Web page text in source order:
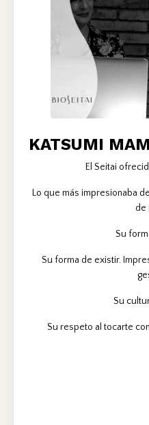
KATSUMI
El Seitai
Lo que más impresionaba
de
Su
Su forma de existir.
Su
Su respeto al tocarte